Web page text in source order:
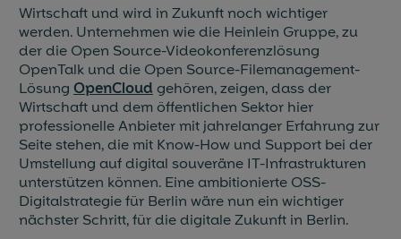
Wirtschaft und wird in Zukunft noch wichtiger
werden. Unternehmen wie die Heinlein Gruppe, zu
der die Open Source-Videokonferenzlösung
OpenTalk und die Open Source-Filemanagement-
Lösung OpenCloud gehören, zeigen, dass der
Wirtschaft und dem öffentlichen Sektor hier
professionelle Anbieter mit jahrelanger Erfahrung zur
Seite stehen, die mit Know-How und Support bei der
Umstellung auf digital souveräne IT-Infrastrukturen
unterstützen können. Eine ambitionierte OSS-
Digitalstrategie für Berlin wäre nun ein wichtiger
nächster Schritt, für die digitale Zukunft in Berlin.